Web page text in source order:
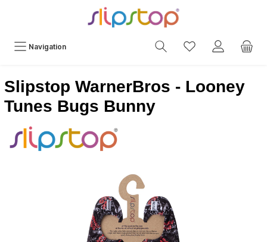
Navigation
Slipstop WarnerBros - Looney
Tunes Bugs Bunny